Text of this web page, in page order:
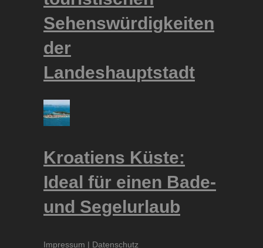
Sehenswürdigkeiten
der
Landeshauptstadt
Kroatiens Küste:
Ideal für einen Bade-
und Segelurlaub
Impressum | Datenschutz